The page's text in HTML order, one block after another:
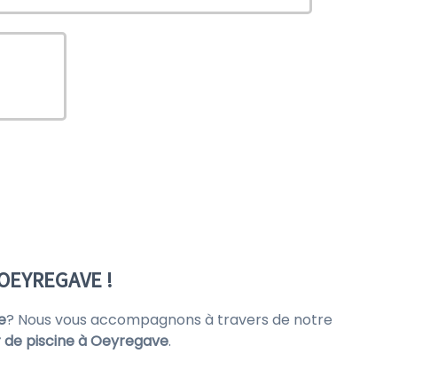
!
? Nous vous accompagnons à travers de notre
piscine à Oeyregave.